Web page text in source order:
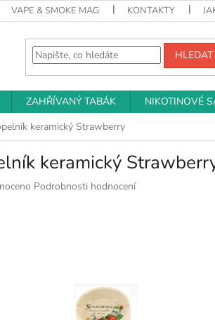
VAPE & SMOKE MAG KONTAKTY
HLEDAT
ZAHŘÍVANÝ TABÁK NIKOTINOVÉ
keramický Strawberry
keramický
Podrobnosti hodnocení